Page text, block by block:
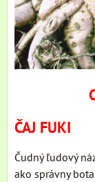
ČAJ FUKI
Čudný ľudový
ako správny